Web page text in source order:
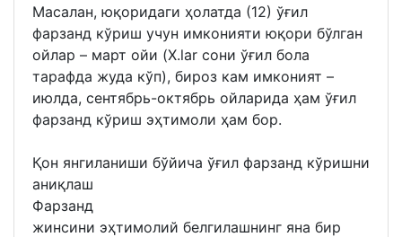
Масалан, юқоридаги ҳолатда (12) ўғил
фарзанд кўриш учун имконияти юқори бўлган
ойлар – март ойи (X.lar сони ўғил бола
тарафда жуда кўп), бироз кам имконият –
июлда, сентябрь-октябрь ойларида ҳам ўғил
фарзанд кўриш эҳтимоли ҳам бор.
Қон янгиланиши бўйича ўғил фарзанд кўришни
аниқлаш
Фарзанд
жинсини эҳтимолий белгилашнинг яна бир